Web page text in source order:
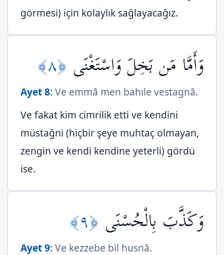
görmesi) için kolaylık sağlayacağız.
وَأَمَّا مَن بَخِلَ وَاسْتَغْنَى ﴿٨﴾
Ayet 8:Ve emmâ men bahıle vestagnâ.
Ve fakat kim cimrilik etti ve kendini
müstağni (hiçbir şeye muhtaç olmayan,
zengin ve kendi kendine yeterli) gördü
ise.
وَكَذَّبَ بِالْحُسْنَى ﴿٩﴾
Ayet 9:Ve kezzebe bil husnâ.